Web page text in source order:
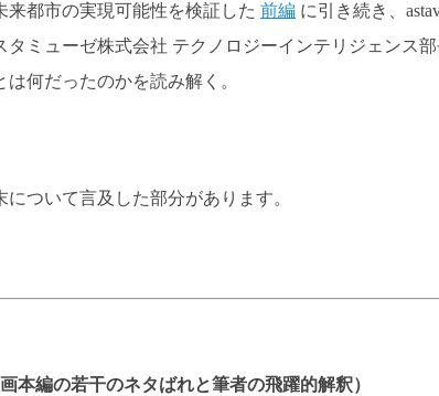
来都市の実現可能性を検証した 前編 に引き続き、
タミューゼ株式会社 テクノロジーインテリジェンス
何だったのかを読み解く。
について言及した部分があります。
本編の若干のネタばれと筆者の飛躍的解釈）